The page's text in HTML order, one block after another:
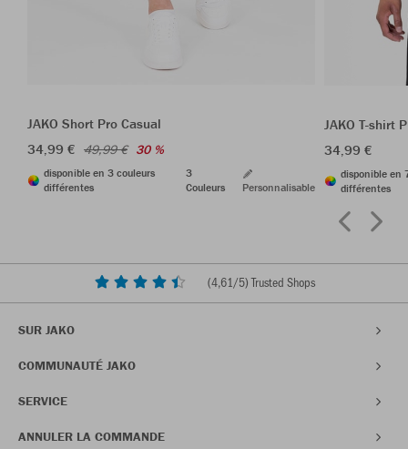
JAKO Short Pro Casual
34,99 € 49,99 € 30 %
disponible en 3 couleurs
différentes
3
Couleurs
Personnalisable
JAKO T-shirt
34,99 €
disponible en
différentes
(4,61/5) Trusted Shops
SUR JAKO
COMMUNAUTÉ JAKO
SERVICE
ANNULER LA COMMANDE